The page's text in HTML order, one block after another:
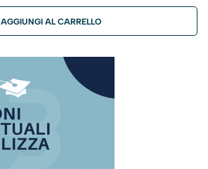
AGGIUNGI AL CARRELLO